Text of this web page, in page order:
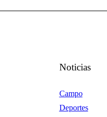
Noticias
Campo
Deportes